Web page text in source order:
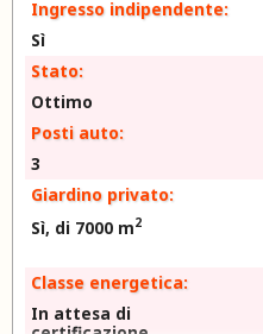
Ingresso indipendente:
Sì
Stato:
Ottimo
Posti auto:
3
Giardino privato:
Sì, di 7000 m2
Classe energetica:
In attesa di